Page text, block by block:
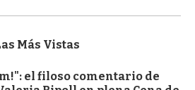
Más Vistas
el filoso comentario de